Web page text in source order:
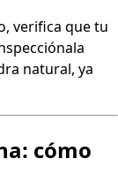
verifica que tu
natural, ya
cómo